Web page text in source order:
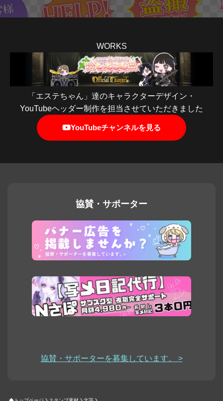
WORKS
「エステちゃん」達のキャラクターデザイン・
YouTubeヘッダー制作を担当させていただきました
YouTubeチャンネルを見る
協賛・サポーター
協賛・サポーターを募集しています。 >